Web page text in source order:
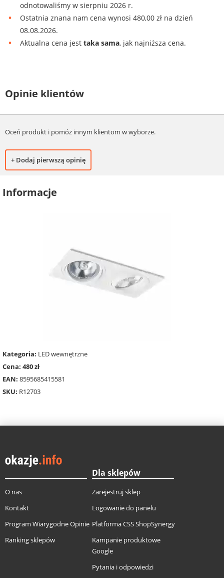
odnotowaliśmy w sierpniu 2026 r.
Ostatnia znana nam cena wynosi 480,00 zł na dzień
08.08.2026.
Aktualna cena jest taka sama, jak najniższa cena.
Opinie klientów
Oceń produkt i pomóż innym klientom w wyborze.
+ Dodaj pierwszą opinię
Informacje
Kategoria: LED wewnętrzne
Cena: 480 zł
EAN: 8595685415581
SKU: R12703
O nas
Kontakt
Program Wiarygodne Opinie
Ranking sklepów
Dla sklepów
Zarejestruj sklep
Logowanie do panelu
Platforma CSS ShopSynergy
Kampanie produktowe
Google
Pytania i odpowiedzi